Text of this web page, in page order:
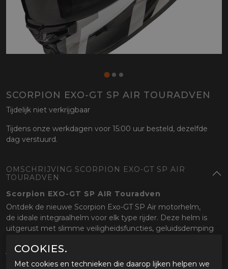
SCORPION EXO-GT SP AIR TOURADVEN
Tijdelijk niet verkrijgbaar
Tijdens onze werkdagen voor 15:00 uur besteld, dezelfde
dag verstuurd.
OMSCHRIJVING SCORPION EXO-GT SP AIR
TOURADVEN
Scorpion EXO-GT SP AIR Touradven
Ontdek de nieuwe Scorpion Exo-GT SP Air motorhelm,
de ideale integraalhelm voor elk type rijder. Deze helm is
uitgerust met slimme veiligheidsfuncties, geluidsdemping
jij veilig en in stijl de weg op en ben jij klaar voor de grote
tour.
COOKIES.
Met cookies en technieken die daarop lijken helpen we